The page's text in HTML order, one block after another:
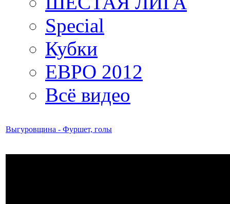
Special
Кубки
ЕВРО 2012
Всё видео
Выгуровщина - Фуршет, голы